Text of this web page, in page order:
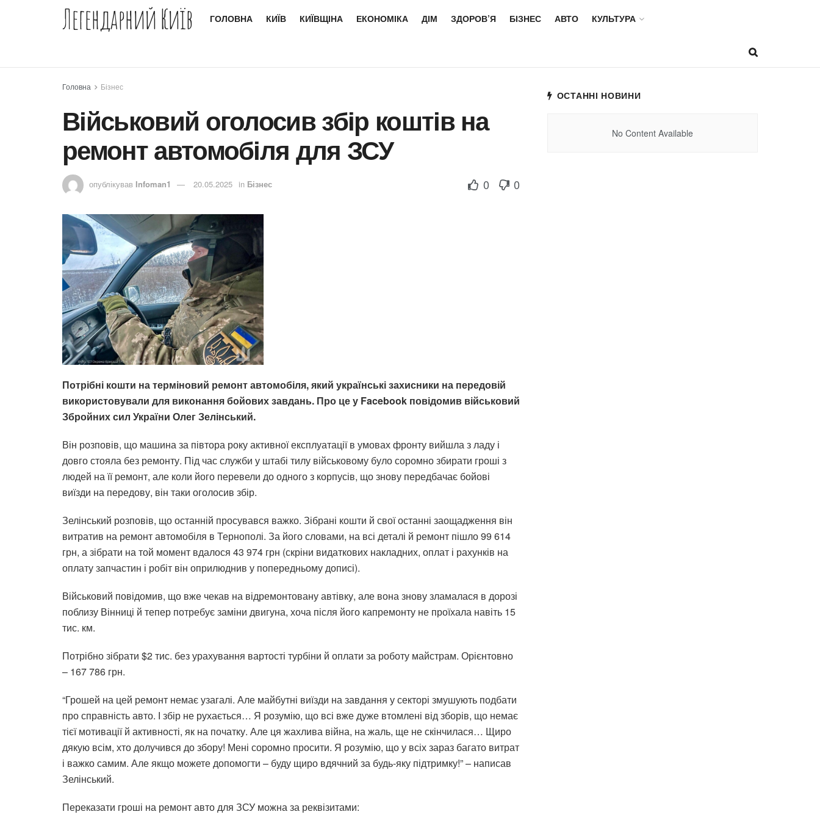
Легендарний Київ ГОЛОВНА КИЇВ КИЇВЩІНА ЕКОНОМІКА ДІМ ЗДОРОВ’Я БІЗНЕС АВТО КУЛЬТУРА
Головна Бізнес
Військовий оголосив збір коштів на
ремонт автомобіля для ЗСУ
опублікував Infoman1 20.05.2025 in Бізнес 0 0
Потрібні кошти на терміновий ремонт автомобіля, який українські захисники на передовій
використовували для виконання бойових завдань. Про це у Facebook повідомив військовий
Збройних сил України Олег Зелінський.
Він розповів, що машина за півтора року активної експлуатації в умовах фронту вийшла з ладу і
довго стояла без ремонту. Під час служби у штабі тилу військовому було соромно збирати гроші з
людей на її ремонт, але коли його перевели до одного з корпусів, що знову передбачає бойові
виїзди на передову, він таки оголосив збір.
Зелінський розповів, що останній просувався важко. Зібрані кошти й свої останні заощадження він
витратив на ремонт автомобіля в Тернополі. За його словами, на всі деталі й ремонт пішло 99 614
грн, а зібрати на той момент вдалося 43 974 грн (скріни видаткових накладних, оплат і рахунків на
оплату запчастин і робіт він оприлюднив у попередньому дописі).
Військовий повідомив, що вже чекав на відремонтовану автівку, але вона знову зламалася в дорозі
поблизу Вінниці й тепер потребує заміни двигуна, хоча після його капремонту не проїхала навіть 15
тис. км.
Потрібно зібрати $2 тис. без урахування вартості турбіни й оплати за роботу майстрам. Орієнтовно
– 167 786 грн.
“Грошей на цей ремонт немає узагалі. Але майбутні виїзди на завдання у секторі змушують подбати
про справність авто. І збір не рухається… Я розумію, що всі вже дуже втомлені від зборів, що немає
тієї мотивації й активності, як на початку. Але ця жахлива війна, на жаль, ще не скінчилася… Щиро
дякую всім, хто долучився до збору! Мені соромно просити. Я розумію, що у всіх зараз багато витрат
і важко самим. Але якщо можете допомогти – буду щиро вдячний за будь-яку підтримку!” – написав
Зелінський.
Переказати гроші на ремонт авто для ЗСУ можна за реквізитами:
ОСТАННІ НОВИНИ
No Content Available